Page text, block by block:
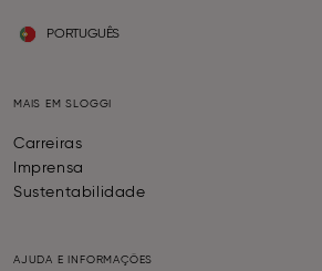
PORTUGUÊS
MAIS EM SLOGGI
Carreiras
Imprensa
Sustentabilidade
AJUDA E INFORMAÇÕES